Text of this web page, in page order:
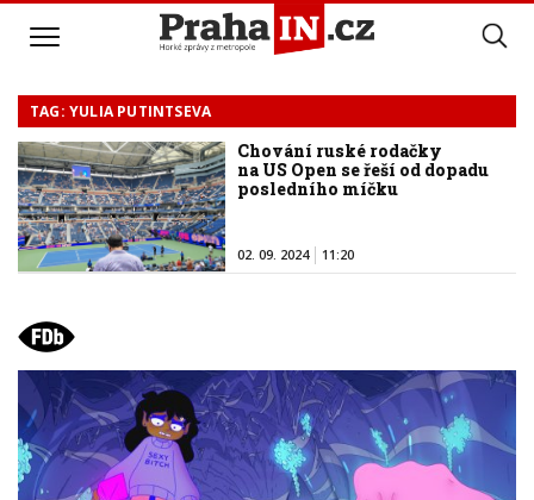
TAG: YULIA PUTINTSEVA
Chování ruské rodačky
na US Open se řeší od dopadu
posledního míčku
02. 09. 2024 11:20